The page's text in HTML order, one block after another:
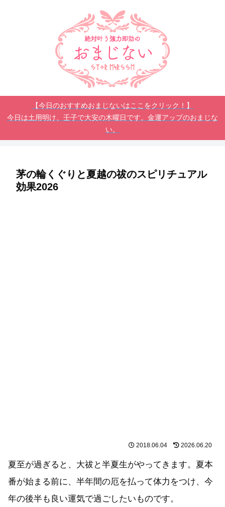
【今日のおすすめおまじないはここをクリック！】
今日は土用明け、壬子で大安の木曜日です。金運アップのおまじな
い。
茅の輪くぐりと夏越の祓のスピリチュアル
効果2026
2018.06.04 2026.06.20
夏至が過ぎると、大祓と半夏生がやってきます。夏本
番が始まる前に、半年間の厄を払って体力をつけ、今
年の後半も良い運気で過ごしたいものです。